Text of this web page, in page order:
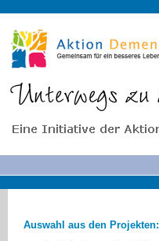
Auswahl aus den Projekten: